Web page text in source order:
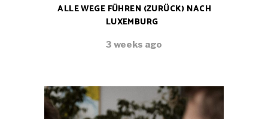
ALLE WEGE FÜHREN (ZURÜCK) NACH
LUXEMBURG
3 weeks ago